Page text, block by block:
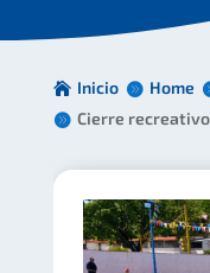
Inicio Home
Cierre